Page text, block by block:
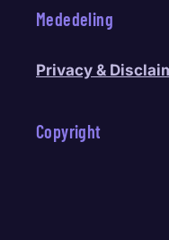
Mededeling
Privacy &
Copyright